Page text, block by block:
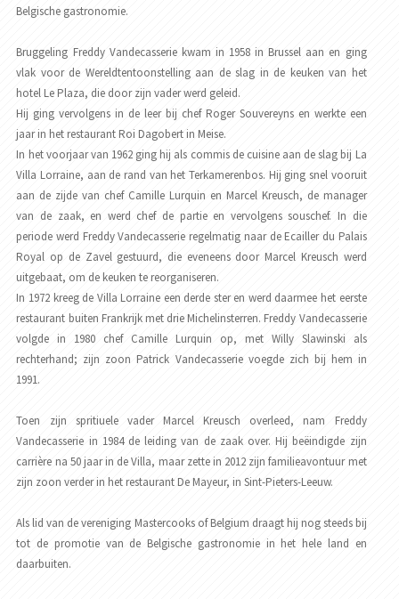
Belgische gastronomie.
Bruggeling Freddy Vandecasserie kwam in 1958 in Brussel aan en ging
vlak voor de Wereldtentoonstelling aan de slag in de keuken van het
hotel Le Plaza, die door zijn vader werd geleid.
Hij ging vervolgens in de leer bij chef Roger Souvereyns en werkte een
jaar in het restaurant Roi Dagobert in Meise.
In het voorjaar van 1962 ging hij als commis de cuisine aan de slag bij La
Villa Lorraine, aan de rand van het Terkamerenbos. Hij ging snel vooruit
aan de zijde van chef Camille Lurquin en Marcel Kreusch, de manager
van de zaak, en werd chef de partie en vervolgens souschef. In die
periode werd Freddy Vandecasserie regelmatig naar de Ecailler du Palais
Royal op de Zavel gestuurd, die eveneens door Marcel Kreusch werd
uitgebaat, om de keuken te reorganiseren.
In 1972 kreeg de Villa Lorraine een derde ster en werd daarmee het eerste
restaurant buiten Frankrijk met drie Michelinsterren. Freddy Vandecasserie
volgde in 1980 chef Camille Lurquin op, met Willy Slawinski als
rechterhand; zijn zoon Patrick Vandecasserie voegde zich bij hem in
1991.
Toen zijn spritiuele vader Marcel Kreusch overleed, nam Freddy
Vandecasserie in 1984 de leiding van de zaak over. Hij beëindigde zijn
carrière na 50 jaar in de Villa, maar zette in 2012 zijn familieavontuur met
zijn zoon verder in het restaurant De Mayeur, in Sint-Pieters-Leeuw.
Als lid van de vereniging Mastercooks of Belgium draagt hij nog steeds bij
tot de promotie van de Belgische gastronomie in het hele land en
daarbuiten.